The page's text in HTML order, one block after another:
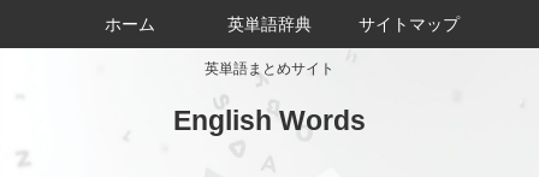
英単語まとめサイト
English Words
ホーム 英単語辞典 サイトマップ